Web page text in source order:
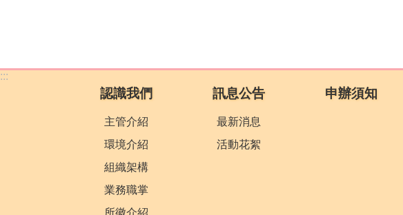
:::
認識我們
主管介紹
環境介紹
組織架構
業務職掌
訊息公告
最新消息
活動花絮
申辦須知